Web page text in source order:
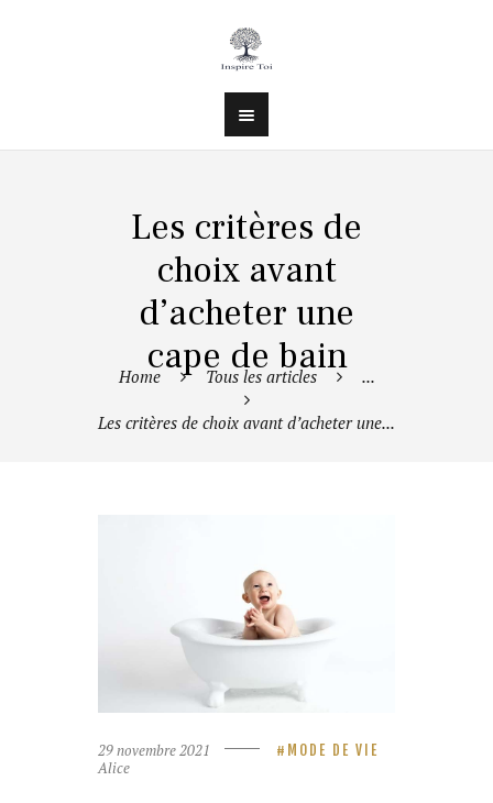
Les critères de
choix avant
d’acheter une
cape de bain
Home Tous les articles ...
Les critères de choix avant d’acheter une...
29 novembre 2021 MODE DE VIE
Alice